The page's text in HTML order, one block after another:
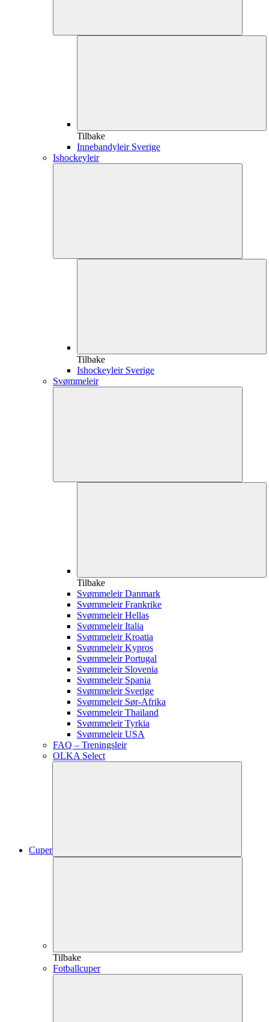
Tilbake
Innebandyleir Sverige
Ishockeyleir
Tilbake
Ishockeyleir Sverige
Svømmeleir
Tilbake
Svømmeleir Danmark
Svømmeleir Frankrike
Svømmeleir Hellas
Svømmeleir Italia
Svømmeleir Kroatia
Svømmeleir Kypros
Svømmeleir Portugal
Svømmeleir Slovenia
Svømmeleir Spania
Svømmeleir Sverige
Svømmeleir Sør-Afrika
Svømmeleir Thailand
Svømmeleir Tyrkia
Svømmeleir USA
FAQ – Treningsleir
OLKA Select
Cuper
Tilbake
Fotballcuper